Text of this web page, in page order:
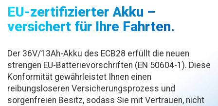
EU-zertifizierter Akku –
versichert für Ihre Fahrten.
Der 36V/13Ah-Akku des ECB28 erfüllt die neuen
strengen EU-Batterievorschriften (EN 50604-1). Diese
Konformität gewährleistet Ihnen einen
reibungsloseren Versicherungsprozess und
sorgenfreien Besitz, sodass Sie mit Vertrauen, nicht